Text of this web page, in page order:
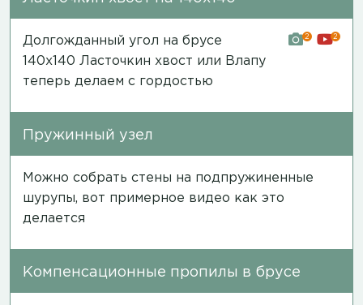
Долгожданный угол на брусе
140х140 Ласточкин хвост или Влапу
теперь делаем с гордостью
2 2
Пружинный узел
Можно собрать стены на подпружиненные
шурупы, вот примерное видео как это
делается
Компенсационные пропилы в брусе